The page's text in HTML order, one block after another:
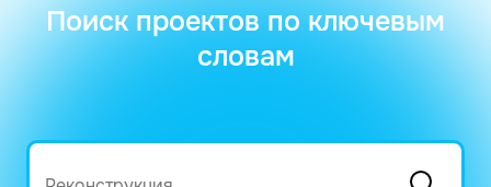
Поиск проектов по ключевым
словам